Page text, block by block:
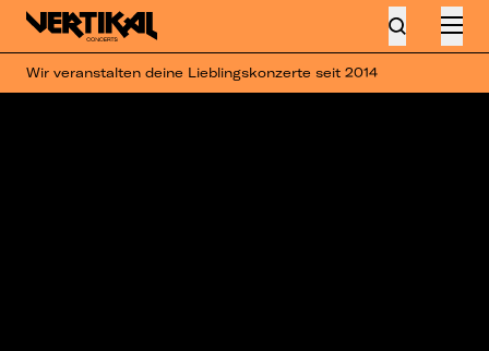
Wir veranstalten deine Lieblingskonzerte seit 2014